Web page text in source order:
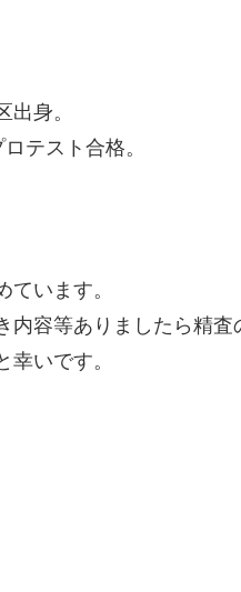
出身。
テスト合格。
います。
容等ありましたら精査
いです。